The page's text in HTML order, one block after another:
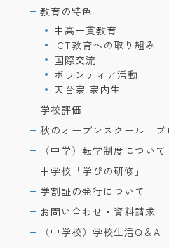
教育の特色
中高一貫教育
ICT教育への取り組み
国際交流
ボランティア活動
天台宗 宗内生
学校評価
秋のオープンスクール プ
（中学）転学制度について
中学校「学びの研修」
学割証の発行について
お問い合わせ・資料請求
（中学校）学校生活Q＆A